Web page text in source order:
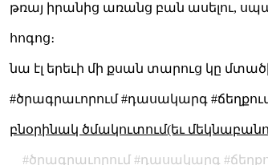
թռայ իրանից առանց բան ասելու,
հոգոց։
նա էլ երեւի մի քսան տարուց կը
#ծրագրաւորում #դասակարգ
բնօրինակ ծմակուտում(եւ
ծրագրաւորում դասակարգ